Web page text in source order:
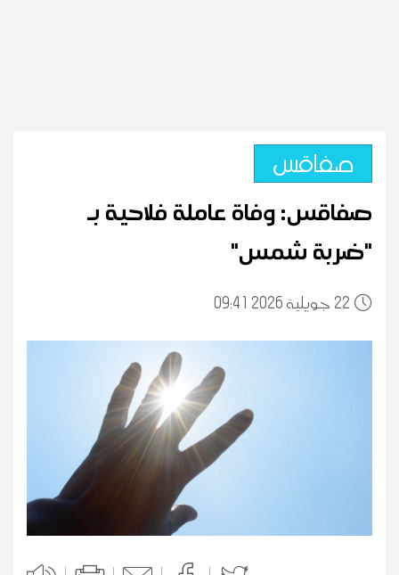
صفاقس
صفاقس: وفاة عاملة فلاحية بـ
"ضربة شمس"
22 09:41 2026 جويلية